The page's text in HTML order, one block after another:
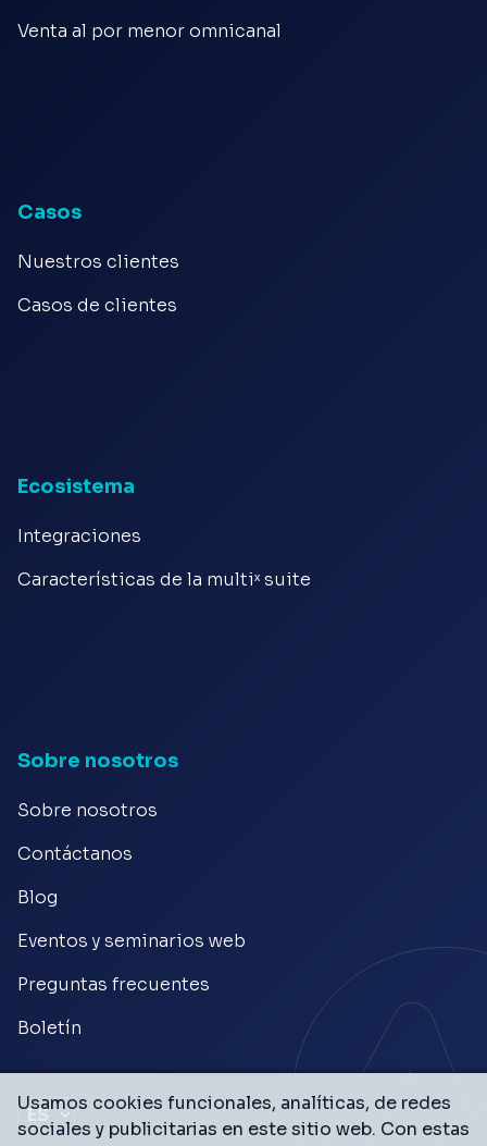
Usamos cookies funcionales, analíticas, de redes
sociales y publicitarias en este sitio web. Con estas
Venta al por menor omnicanal
Casos
Nuestros clientes
Casos de clientes
Ecosistema
Integraciones
Características de la multiˣ suite
Sobre nosotros
Sobre nosotros
Contáctanos
Blog
Eventos y seminarios web
Preguntas frecuentes
Boletín